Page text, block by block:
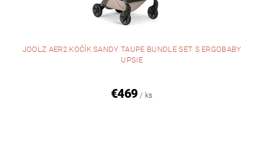
JOOLZ AER2 KOČÍK SANDY TAUPE BUNDLE SET S ERGOBABY
UPSIE
€469 / ks